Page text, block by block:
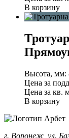
В корзину
Высота, мм:
Цена за
Цена за кв.
В корзину
г. Воронеж, ул.